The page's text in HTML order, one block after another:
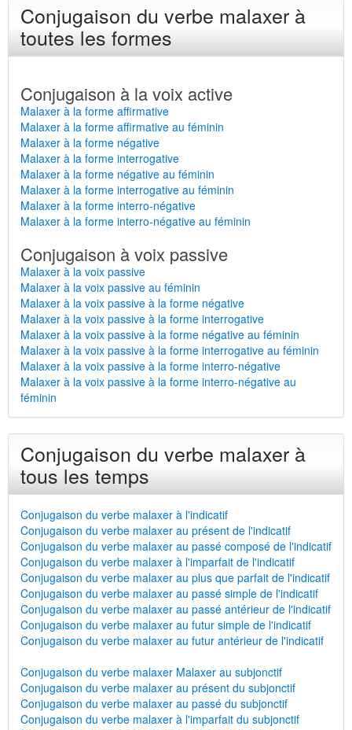
Conjugaison du verbe malaxer à
toutes les formes
Conjugaison à la voix active
Malaxer à la forme affirmative
Malaxer à la forme affirmative au féminin
Malaxer à la forme négative
Malaxer à la forme interrogative
Malaxer à la forme négative au féminin
Malaxer à la forme interrogative au féminin
Malaxer à la forme interro-négative
Malaxer à la forme interro-négative au féminin
Conjugaison à voix passive
Malaxer à la voix passive
Malaxer à la voix passive au féminin
Malaxer à la voix passive à la forme négative
Malaxer à la voix passive à la forme interrogative
Malaxer à la voix passive à la forme négative au féminin
Malaxer à la voix passive à la forme interrogative au féminin
Malaxer à la voix passive à la forme interro-négative
Malaxer à la voix passive à la forme interro-négative au
féminin
Conjugaison du verbe malaxer à
tous les temps
Conjugaison du verbe malaxer à l'indicatif
Conjugaison du verbe malaxer au présent de l'indicatif
Conjugaison du verbe malaxer au passé composé de l'indicatif
Conjugaison du verbe malaxer à l'imparfait de l'indicatif
Conjugaison du verbe malaxer au plus que parfait de l'indicatif
Conjugaison du verbe malaxer au passé simple de l'indicatif
Conjugaison du verbe malaxer au passé antérieur de l'indicatif
Conjugaison du verbe malaxer au futur simple de l'indicatif
Conjugaison du verbe malaxer au futur antérieur de l'indicatif
Conjugaison du verbe malaxer Malaxer au subjonctif
Conjugaison du verbe malaxer au présent du subjonctif
Conjugaison du verbe malaxer au passé du subjonctif
Conjugaison du verbe malaxer à l'imparfait du subjonctif